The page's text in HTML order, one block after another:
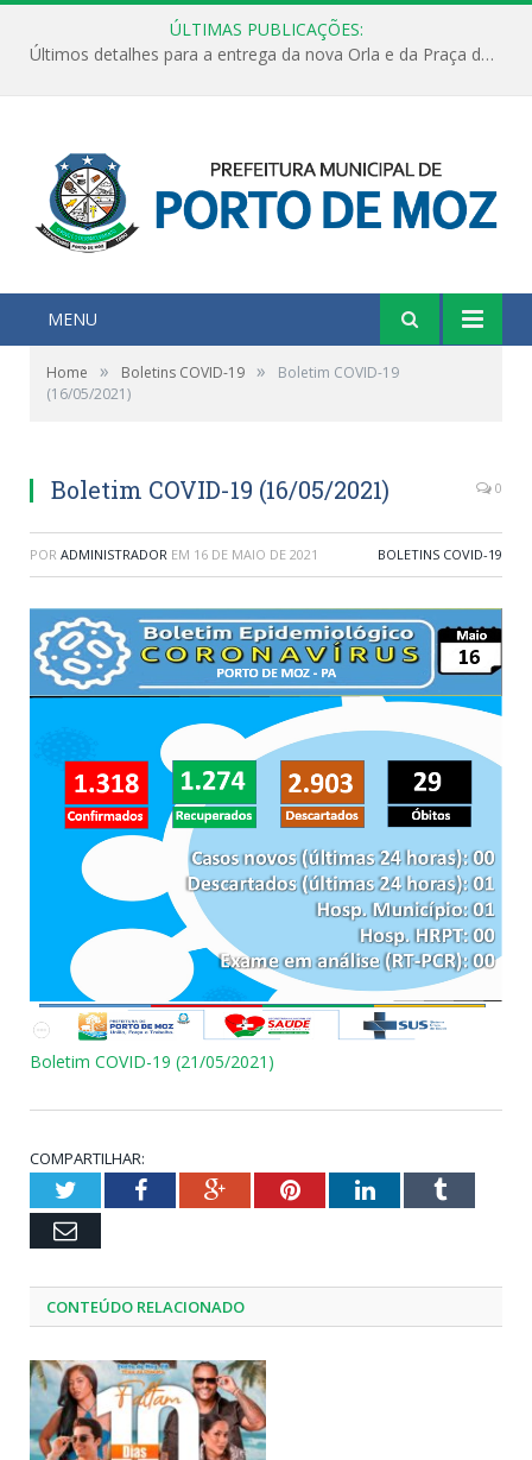
ÚLTIMAS PUBLICAÇÕES:
Últimos detalhes para a entrega da nova Orla e da Praça do Praião
MENU
Home » Boletins COVID-19 »
Boletim COVID-19
(16/05/2021)
Boletim COVID-19 (16/05/2021) 0
POR ADMINISTRADOR EM 16 DE MAIO DE 2021 BOLETINS COVID-19
Boletim COVID-19 (21/05/2021)
COMPARTILHAR:
TwitterFacebookGoogle+PinterestLinkedInTumblr
Email
CONTEÚDO RELACIONADO